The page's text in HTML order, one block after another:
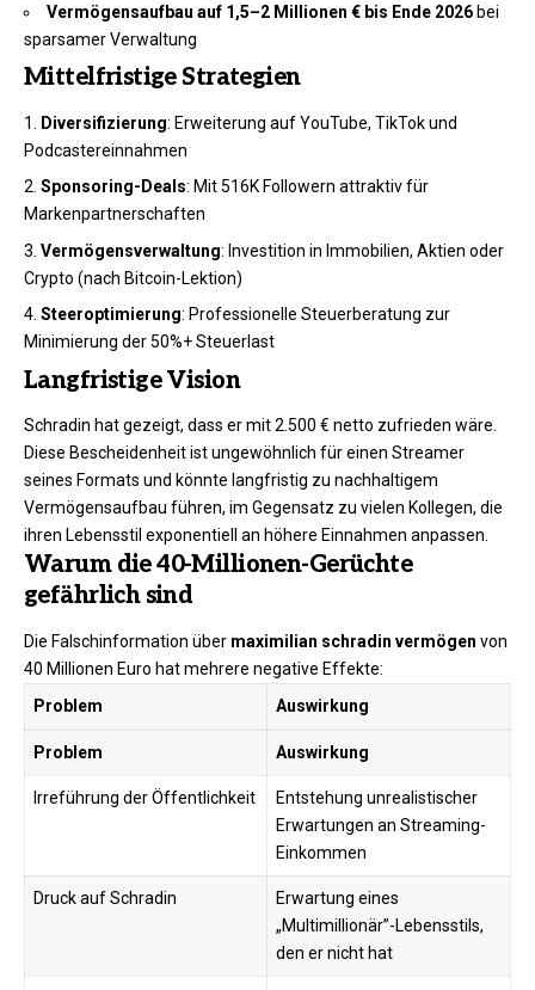
Vermögensaufbau auf 1,5–2 Millionen € bis Ende 2026 bei
sparsamer Verwaltung
Mittelfristige Strategien
Diversifizierung: Erweiterung auf YouTube, TikTok und
Podcastereinnahmen
Sponsoring-Deals: Mit 516K Followern attraktiv für
Markenpartnerschaften
Vermögensverwaltung: Investition in Immobilien, Aktien oder
Crypto (nach Bitcoin-Lektion)
Steeroptimierung: Professionelle Steuerberatung zur
Minimierung der 50%+ Steuerlast
Langfristige Vision
Schradin hat gezeigt, dass er mit 2.500 € netto zufrieden wäre.
Diese Bescheidenheit ist ungewöhnlich für einen Streamer
seines Formats und könnte langfristig zu nachhaltigem
Vermögensaufbau führen, im Gegensatz zu vielen Kollegen, die
ihren Lebensstil exponentiell an höhere Einnahmen anpassen.
Warum die 40-Millionen-Gerüchte
gefährlich sind
Die Falschinformation über maximilian schradin vermögen von
40 Millionen Euro hat mehrere negative Effekte:
Problem
Auswirkung
Problem Auswirkung
Irreführung der Öffentlichkeit
Entstehung unrealistischer
Erwartungen an Streaming-
Einkommen
Druck auf Schradin
Erwartung eines
„Multimillionär”-Lebensstils,
den er nicht hat